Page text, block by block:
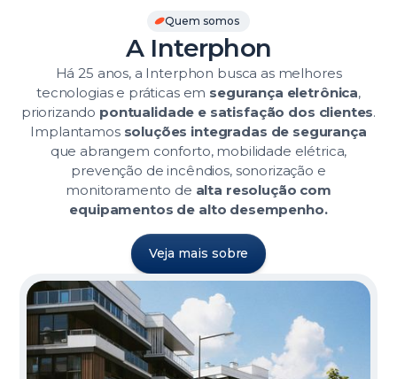
Quem somos
A Interphon
Há 25 anos, a Interphon busca as melhores
tecnologias e práticas em segurança eletrônica,
priorizando pontualidade e satisfação dos clientes.
Implantamos soluções integradas de segurança
que abrangem conforto, mobilidade elétrica,
prevenção de incêndios, sonorização e
monitoramento de alta resolução com
equipamentos de alto desempenho.
Veja mais sobre